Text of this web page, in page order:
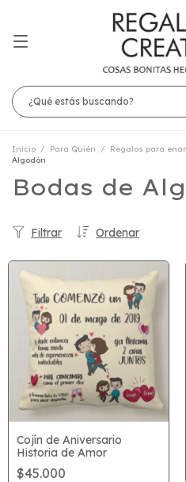
Inicio / Para Quién / Regalos para
Algodón
Bodas de
Ordenar
Filtrar
Cojín de Aniversario
Historia de Amor
$45.000